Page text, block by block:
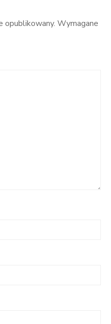
opublikowany. Wymagane